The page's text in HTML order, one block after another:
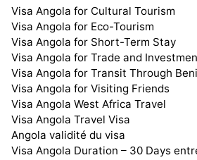
Visa Angola for Cultural Tourism
Visa Angola for Eco-Tourism
Visa Angola for Short-Term Stay
Visa Angola for Trade and
Visa Angola for Transit Through
Visa Angola for Visiting Friends
Visa Angola West Africa Travel
Visa Angola Travel Visa
Angola validité du visa
Visa Angola Duration – 30 Days